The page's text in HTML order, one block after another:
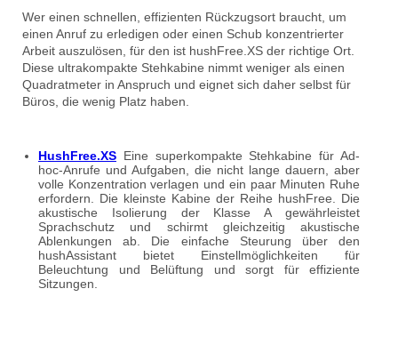
Wer einen schnellen, effizienten Rückzugsort braucht, um
einen Anruf zu erledigen oder einen Schub konzentrierter
Arbeit auszulösen, für den ist hushFree.XS der richtige Ort.
Diese ultrakompakte Stehkabine nimmt weniger als einen
Quadratmeter in Anspruch und eignet sich daher selbst für
Büros, die wenig Platz haben.
HushFree.XS Eine superkompakte Stehkabine für Ad-
hoc-Anrufe und Aufgaben, die nicht lange dauern, aber
volle Konzentration verlagen und ein paar Minuten Ruhe
erfordern. Die kleinste Kabine der Reihe hushFree. Die
akustische Isolierung der Klasse A gewährleistet
Sprachschutz und schirmt gleichzeitig akustische
Ablenkungen ab. Die einfache Steurung über den
hushAssistant bietet Einstellmöglichkeiten für
Beleuchtung und Belüftung und sorgt für effiziente
Sitzungen.